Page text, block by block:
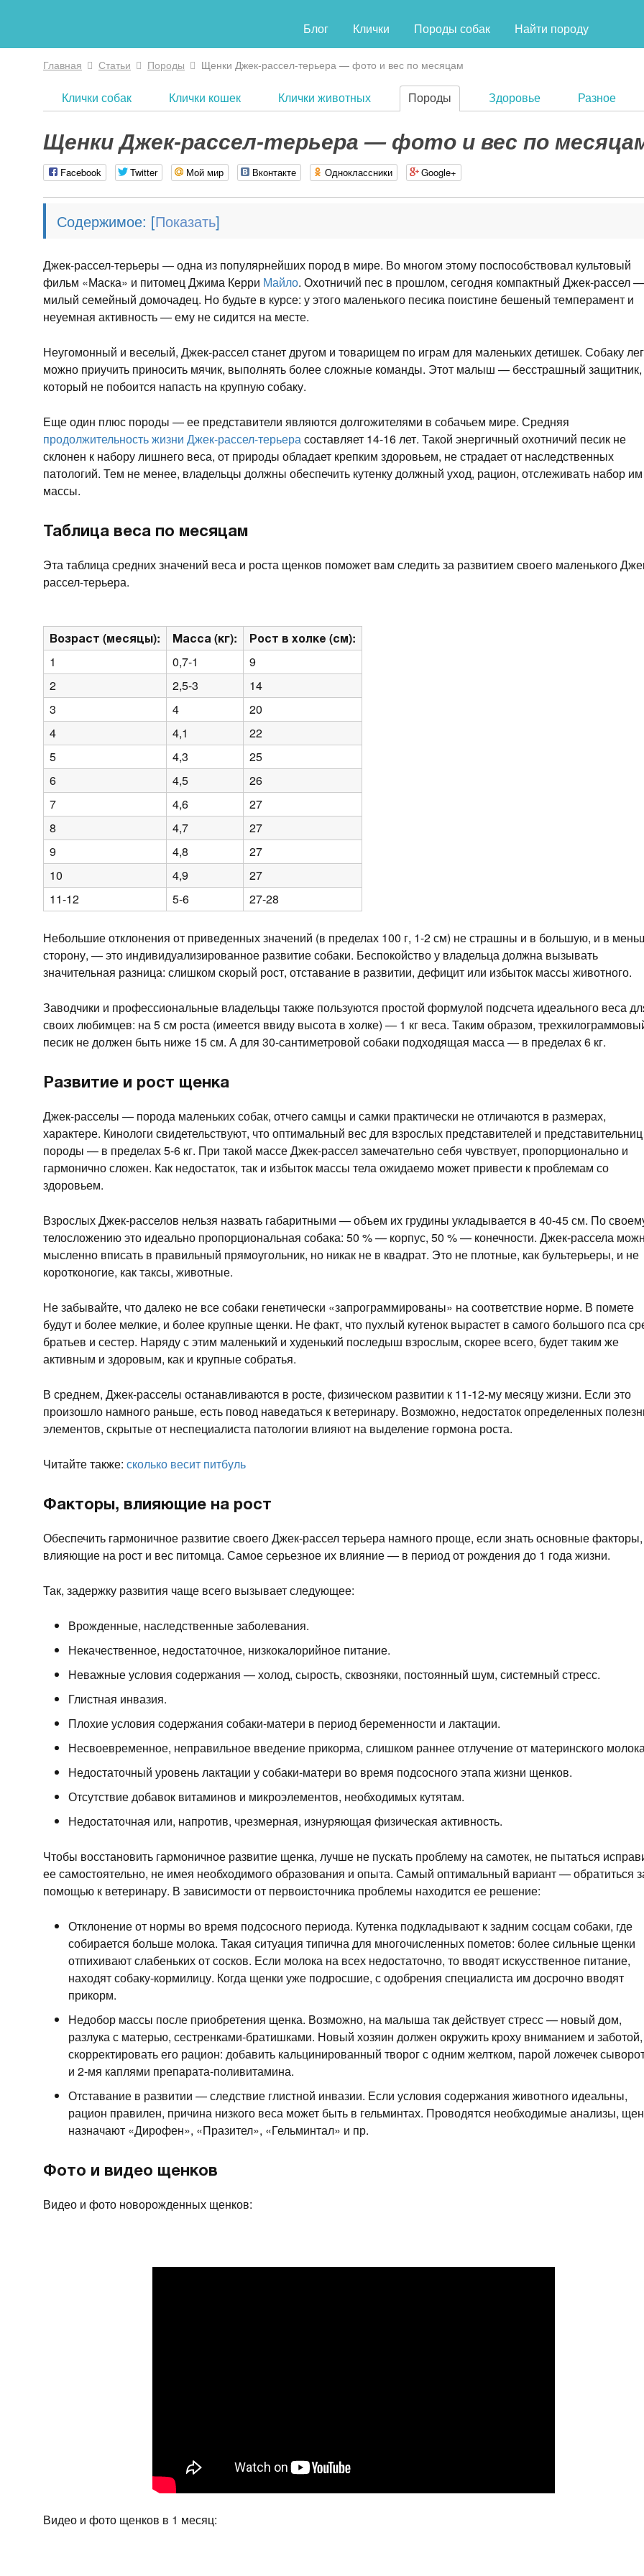
Блог Клички Породы собак Найти породу
Главная Статьи Породы Щенки Джек-рассел-терьера — фото и вес по месяцам
Клички собак Клички кошек Клички животных Породы Здоровье Разное
Щенки Джек-рассел-терьера — фото и вес по
Facebook Twitter Мой мир Вконтакте Одноклассники Google+
Содержимое: [ ]
Джек-рассел-терьеры — одна из популярнейших пород в мире. Во многом этому поспособствовал культовый
фильм «Маска» и питомец Джима Керри Майло. Охотничий пес в прошлом, сегодня компактный Джек-рассел —
милый семейный домочадец. Но будьте в курсе: у этого маленького песика поистине бешеный темперамент и
неуемная активность — ему не сидится на месте.
Неугомонный и веселый, Джек-рассел станет другом и товарищем по играм для маленьких детишек. Собаку
можно приучить приносить мячик, выполнять более сложные команды. Этот малыш — бесстрашный защитник,
который не побоится напасть на крупную собаку.
Еще один плюс породы — ее представители являются долгожителями в собачьем мире. Средняя
продолжительность жизни Джек-рассел-терьерасоставляет 14-16 лет. Такой энергичный охотничий песик не
склонен к набору лишнего веса, от природы обладает крепким здоровьем, не страдает от наследственных
патологий. Тем не менее, владельцы должны обеспечить кутенку должный уход, рацион, отслеживать набор им
массы.
Таблица веса по месяцам
Эта таблица средних значений веса и роста щенков поможет вам следить за развитием своего маленького
рассел-терьера.
Возраст (месяцы): Масса (кг):
Рост в холке (см):
1
0,7-1
9
2
2,5-3
14
3
4
20
4
4,1
22
5
4,3
25
6
4,5
26
7
4,6
27
8
4,7
27
9
4,8
27
10
4,9
27
11-12
5-6 27-28
Небольшие отклонения от приведенных значений (в пределах 100 г, 1-2 см) не страшны и в большую, и в
сторону, — это индивидуализированное развитие собаки. Беспокойство у владельца должна вызывать
значительная разница: слишком скорый рост, отставание в развитии, дефицит или избыток массы животного.
Заводчики и профессиональные владельцы также пользуются простой формулой подсчета идеального веса
своих любимцев: на 5 см роста (имеется ввиду высота в холке) — 1 кг веса. Таким образом,
песик не должен быть ниже 15 см. А для 30-сантиметровой собаки подходящая масса — в пределах 6 кг.
Развитие и рост щенка
Джек-расселы — порода маленьких собак, отчего самцы и самки практически не отличаются в размерах,
характере. Кинологи свидетельствуют, что оптимальный вес для взрослых представителей и представительниц
породы — в пределах 5-6 кг. При такой массе Джек-рассел замечательно себя чувствует, пропорционально и
гармонично сложен. Как недостаток, так и избыток массы тела ожидаемо может привести к проблемам со
здоровьем.
Взрослых Джек-расселов нельзя назвать габаритными — объем их грудины укладывается в 40-45 см. По
телосложению это идеально пропорциональная собака: 50 % — корпус, 50 % — конечности. Джек-рассела
мысленно вписать в правильный прямоугольник, но никак не в квадрат. Это не плотные, как бультерьеры, и не
коротконогие, как таксы, животные.
Не забывайте, что далеко не все собаки генетически «запрограммированы» на соответствие норме. В помете
будут и более мелкие, и более крупные щенки. Не факт, что пухлый кутенок вырастет в самого большого пса
братьев и сестер. Наряду с этим маленький и худенький последыш взрослым, скорее всего, будет таким же
активным и здоровым, как и крупные собратья.
В среднем, Джек-расселы останавливаются в росте, физическом развитии к 11-12-му месяцу жизни. Если это
произошло намного раньше, есть повод наведаться к ветеринару. Возможно, недостаток определенных
элементов, скрытые от неспециалиста патологии влияют на выделение гормона роста.
Читайте также: сколько весит питбуль
Факторы, влияющие на рост
Обеспечить гармоничное развитие своего Джек-рассел терьера намного проще, если знать основные факторы,
влияющие на рост и вес питомца. Самое серьезное их влияние — в период от рождения до 1 года жизни.
Так, задержку развития чаще всего вызывает следующее:
Врожденные, наследственные заболевания.
Некачественное, недостаточное, низкокалорийное питание.
Неважные условия содержания — холод, сырость, сквозняки, постоянный шум, системный стресс.
Глистная инвазия.
Плохие условия содержания собаки-матери в период беременности и лактации.
Несвоевременное, неправильное введение прикорма, слишком раннее отлучение от материнского
Недостаточный уровень лактации у собаки-матери во время подсосного этапа жизни щенков.
Отсутствие добавок витаминов и микроэлементов, необходимых кутятам.
Недостаточная или, напротив, чрезмерная, изнуряющая физическая активность.
Чтобы восстановить гармоничное развитие щенка, лучше не пускать проблему на самотек, не пытаться
ее самостоятельно, не имея необходимого образования и опыта. Самый оптимальный вариант — обратиться
помощью к ветеринару. В зависимости от первоисточника проблемы находится ее решение:
Отклонение от нормы во время подсосного периода. Кутенка подкладывают к задним сосцам собаки, где
собирается больше молока. Такая ситуация типична для многочисленных пометов: более сильные щенки
отпихивают слабеньких от сосков. Если молока на всех недостаточно, то вводят искусственное питание,
находят собаку-кормилицу. Когда щенки уже подросшие, с одобрения специалиста им досрочно вводят
прикорм.
Недобор массы после приобретения щенка. Возможно, на малыша так действует стресс — новый дом,
разлука с матерью, сестренками-братишками. Новый хозяин должен окружить кроху вниманием и заботой,
скорректировать его рацион: добавить кальцинированный творог с одним желтком, парой ложечек
и 2-мя каплями препарата-поливитамина.
Отставание в развитии — следствие глистной инвазии. Если условия содержания животного идеальны,
рацион правилен, причина низкого веса может быть в гельминтах. Проводятся необходимые анализы,
назначают «Дирофен», «Празител», «Гельминтал» и пр.
Фото и видео щенков
Видео и фото новорожденных щенков:
Видео и фото щенков в 1 месяц: